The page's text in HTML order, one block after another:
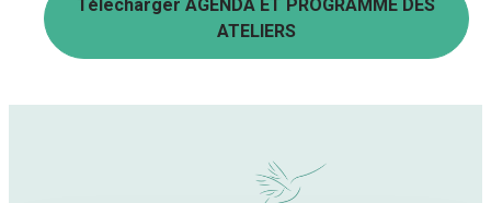
Télecharger AGENDA ET PROGRAMME DES
ATELIERS